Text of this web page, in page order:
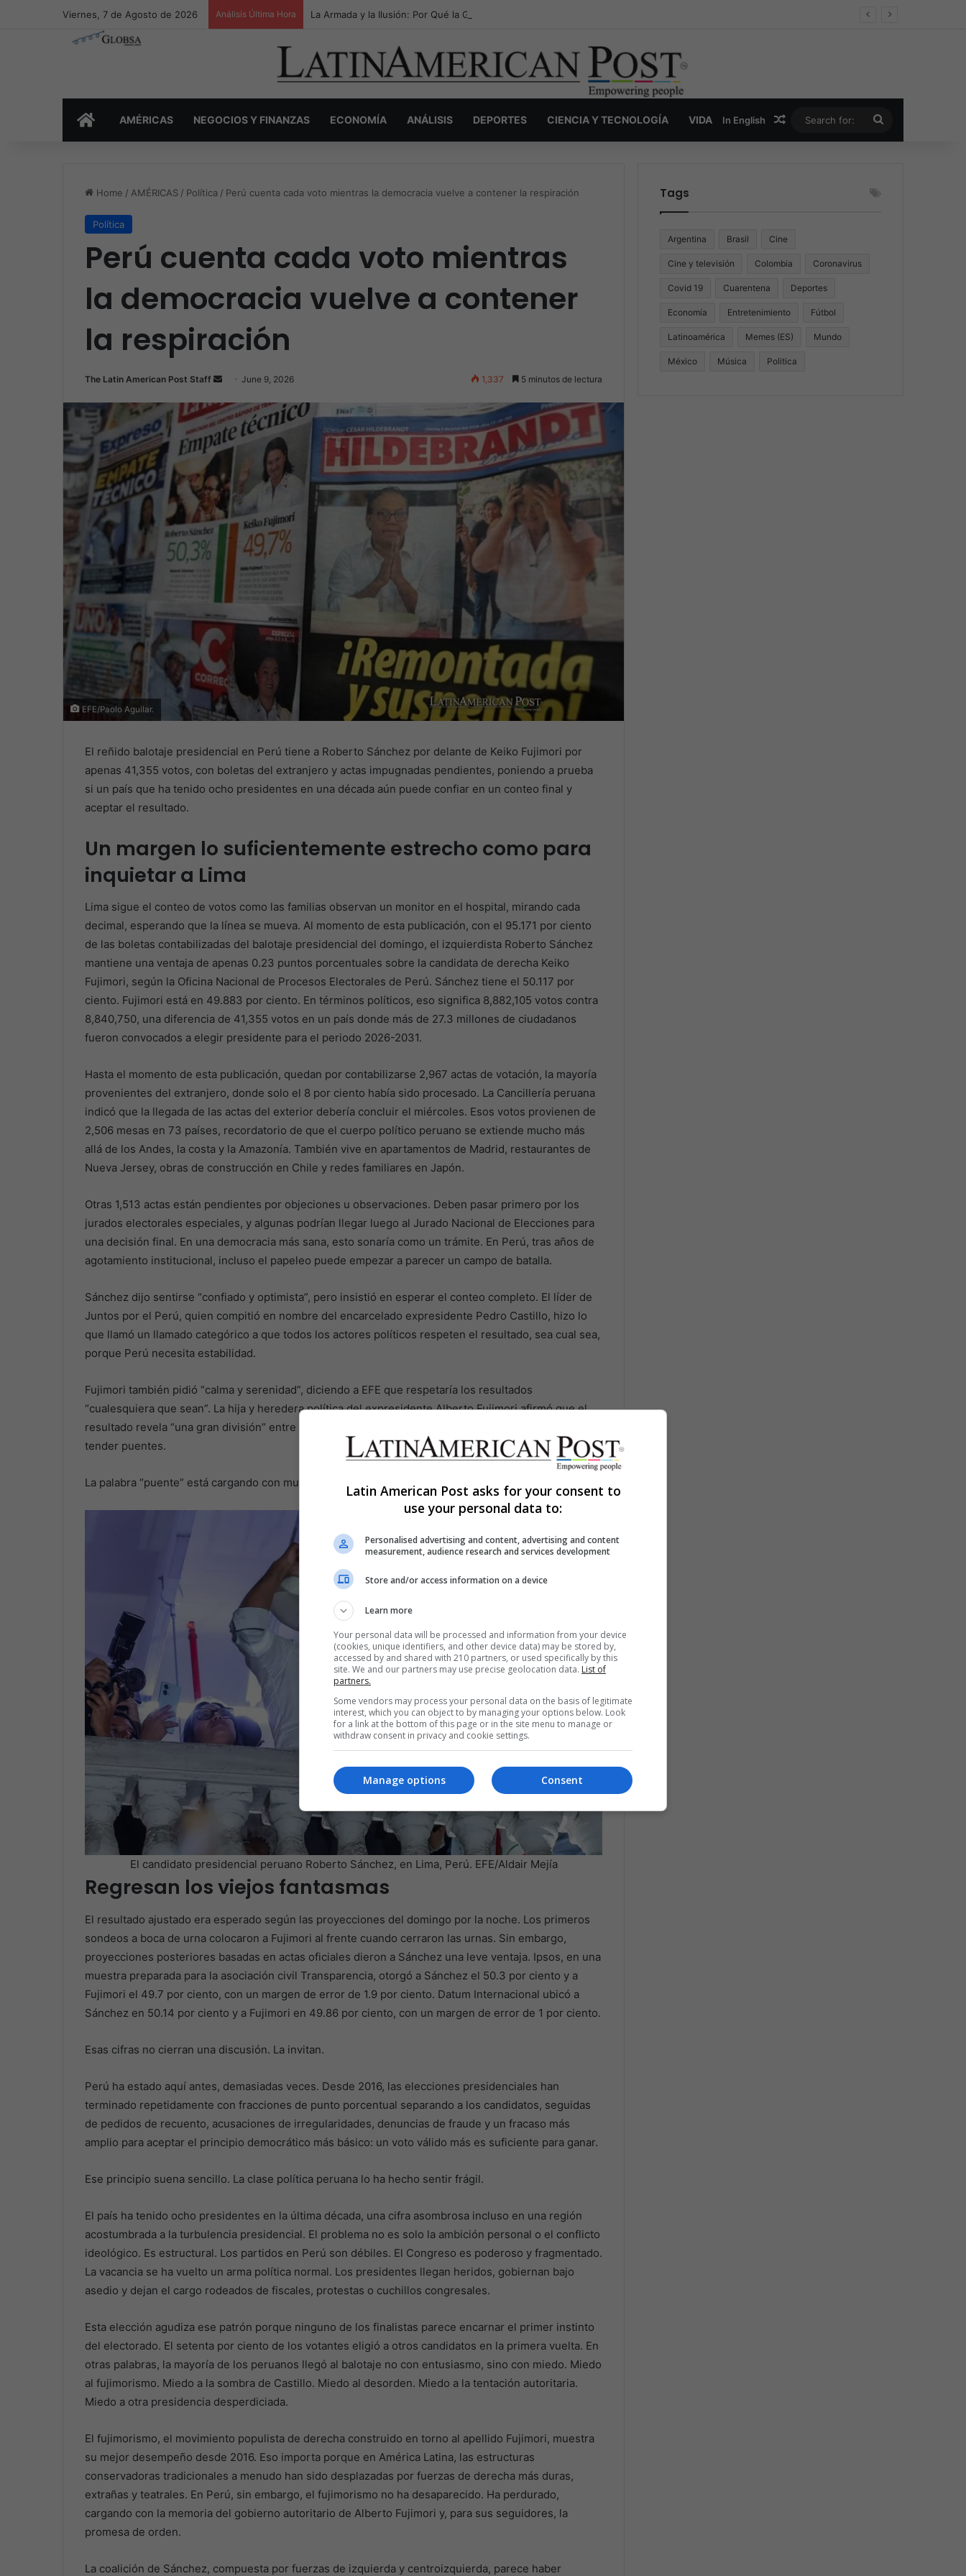
Viernes, 7 de Agosto de 2026 Análisis Última Hora La Armada y la Ilusión: Por Qué la Guerra Antidrogas de Estados Unidos Pelea en el Océano Equivocado
INICIOAMÉRICAS NEGOCIOS Y FINANZAS ECONOMÍA ANÁLISIS DEPORTES CIENCIA Y TECNOLOGÍA VIDA In English Random Article
for:
Home / AMÉRICAS / Política / Perú cuenta cada voto mientras la democracia vuelve a contener la respiración
Política
Perú cuenta cada voto mientras
la democracia vuelve a contener
la respiración
The Latin American Post Staff
Send
email
June 9, 2026 1,337 5 minutos de lectura
EFE/Paolo Aguilar.
El reñido balotaje presidencial en Perú tiene a Roberto Sánchez por delante de Keiko Fujimori por
apenas 41,355 votos, con boletas del extranjero y actas impugnadas pendientes, poniendo a prueba
si un país que ha tenido ocho presidentes en una década aún puede confiar en un conteo final y
aceptar el resultado.
Un margen lo suficientemente estrecho como para
inquietar a Lima
Lima sigue el conteo de votos como las familias observan un monitor en el hospital, mirando cada
decimal, esperando que la línea se mueva. Al momento de esta publicación, con el 95.171 por ciento
de las boletas contabilizadas del balotaje presidencial del domingo, el izquierdista Roberto Sánchez
mantiene una ventaja de apenas 0.23 puntos porcentuales sobre la candidata de derecha Keiko
Fujimori, según la Oficina Nacional de Procesos Electorales de Perú. Sánchez tiene el 50.117 por
ciento. Fujimori está en 49.883 por ciento. En términos políticos, eso significa 8,882,105 votos contra
8,840,750, una diferencia de 41,355 votos en un país donde más de 27.3 millones de ciudadanos
fueron convocados a elegir presidente para el periodo 2026-2031.
Hasta el momento de esta publicación, quedan por contabilizarse 2,967 actas de votación, la mayoría
provenientes del extranjero, donde solo el 8 por ciento había sido procesado. La Cancillería peruana
indicó que la llegada de las actas del exterior debería concluir el miércoles. Esos votos provienen de
2,506 mesas en 73 países, recordatorio de que el cuerpo político peruano se extiende mucho más
allá de los Andes, la costa y la Amazonía. También vive en apartamentos de Madrid, restaurantes de
Nueva Jersey, obras de construcción en Chile y redes familiares en Japón.
Otras 1,513 actas están pendientes por objeciones u observaciones. Deben pasar primero por los
jurados electorales especiales, y algunas podrían llegar luego al Jurado Nacional de Elecciones para
una decisión final. En una democracia más sana, esto sonaría como un trámite. En Perú, tras años de
agotamiento institucional, incluso el papeleo puede empezar a parecer un campo de batalla.
Sánchez dijo sentirse “confiado y optimista”, pero insistió en esperar el conteo completo. El líder de
Juntos por el Perú, quien compitió en nombre del encarcelado expresidente Pedro Castillo, hizo lo
que llamó un llamado categórico a que todos los actores políticos respeten el resultado, sea cual sea,
porque Perú necesita estabilidad.
Fujimori también pidió “calma y serenidad”, diciendo a EFE que respetaría los resultados
“cualesquiera que sean”. La hija y heredera política del expresidente Alberto Fujimori afirmó que el
resultado revela “una gran división” entre los peruanos, y que ahora los líderes políticos deben
tender puentes.
La palabra “puente” está cargando con mucho peso aquí. Perú lleva una década quemándolos.
El candidato presidencial peruano Roberto Sánchez, en Lima, Perú. EFE/Aldair Mejía
Regresan los viejos fantasmas
El resultado ajustado era esperado según las proyecciones del domingo por la noche. Los primeros
sondeos a boca de urna colocaron a Fujimori al frente cuando cerraron las urnas. Sin embargo,
proyecciones posteriores basadas en actas oficiales dieron a Sánchez una leve ventaja. Ipsos, en una
muestra preparada para la asociación civil Transparencia, otorgó a Sánchez el 50.3 por ciento y a
Fujimori el 49.7 por ciento, con un margen de error de 1.9 por ciento. Datum Internacional ubicó a
Sánchez en 50.14 por ciento y a Fujimori en 49.86 por ciento, con un margen de error de 1 por ciento.
Esas cifras no cierran una discusión. La invitan.
Perú ha estado aquí antes, demasiadas veces. Desde 2016, las elecciones presidenciales han
terminado repetidamente con fracciones de punto porcentual separando a los candidatos, seguidas
de pedidos de recuento, acusaciones de irregularidades, denuncias de fraude y un fracaso más
amplio para aceptar el principio democrático más básico: un voto válido más es suficiente para ganar.
Ese principio suena sencillo. La clase política peruana lo ha hecho sentir frágil.
El país ha tenido ocho presidentes en la última década, una cifra asombrosa incluso en una región
acostumbrada a la turbulencia presidencial. El problema no es solo la ambición personal o el conflicto
ideológico. Es estructural. Los partidos en Perú son débiles. El Congreso es poderoso y fragmentado.
La vacancia se ha vuelto un arma política normal. Los presidentes llegan heridos, gobiernan bajo
asedio y dejan el cargo rodeados de fiscales, protestas o cuchillos congresales.
Esta elección agudiza ese patrón porque ninguno de los finalistas parece encarnar el primer instinto
del electorado. El setenta por ciento de los votantes eligió a otros candidatos en la primera vuelta. En
otras palabras, la mayoría de los peruanos llegó al balotaje no con entusiasmo, sino con miedo. Miedo
al fujimorismo. Miedo a la sombra de Castillo. Miedo al desorden. Miedo a la tentación autoritaria.
Miedo a otra presidencia desperdiciada.
El fujimorismo, el movimiento populista de derecha construido en torno al apellido Fujimori, muestra
su mejor desempeño desde 2016. Eso importa porque en América Latina, las estructuras
conservadoras tradicionales a menudo han sido desplazadas por fuerzas de derecha más duras,
extrañas y teatrales. En Perú, sin embargo, el fujimorismo no ha desaparecido. Ha perdurado,
cargando con la memoria del gobierno autoritario de Alberto Fujimori y, para sus seguidores, la
promesa de orden.
La coalición de Sánchez, compuesta por fuerzas de izquierda y centroizquierda, parece haber
Tags
Argentina Brasil Cine
Cine y televisión Colombia Coronavirus
Covid 19 Cuarentena Deportes
Economía Entretenimiento Fútbol
Latinoamérica Memes (ES) Mundo
México Música Politica
Latin American Post asks for your consent to
use your personal data to:
Personalised advertising and content, advertising and content
measurement, audience research and services development
Store and/or access information on a device
Learn more
Your personal data will be processed and information from your device
(cookies, unique identifiers, and other device data) may be stored by,
accessed by and shared with 210 partners, or used specifically by this
site. We and our partners may use precise geolocation data. List of
partners.
Some vendors may process your personal data on the basis of legitimate
interest, which you can object to by managing your options below. Look
for a link at the bottom of this page or in the site menu to manage or
withdraw consent in privacy and cookie settings.
Consent
Manage options